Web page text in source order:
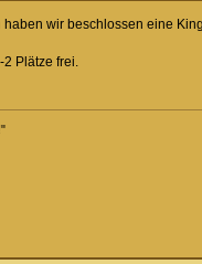
haben wir beschlossen eine
Plätze frei.